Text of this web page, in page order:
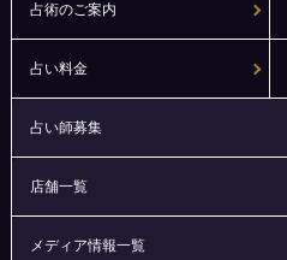
占術のご案内
占い料金
占い師募集
店舗一覧
メディア情報一覧